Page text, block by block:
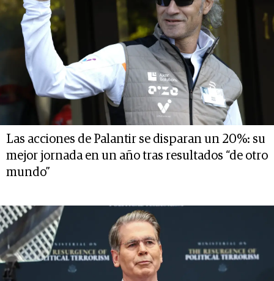
Las acciones de Palantir se disparan un 20%: su
mejor jornada en un año tras resultados “de otro
mundo”